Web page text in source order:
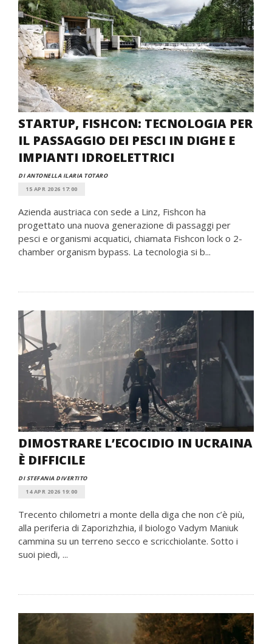
STARTUP, FISHCON: TECNOLOGIA PER
IL PASSAGGIO DEI PESCI IN DIGHE E
IMPIANTI IDROELETTRICI
DI ANTONELLA ILARIA TOTARO
15 APR 2026 17:00
Azienda austriaca con sede a Linz, Fishcon ha
progettato una nuova generazione di passaggi per
pesci e organismi acquatici, chiamata Fishcon lock o 2-
chamber organism bypass. La tecnologia si b...
DIMOSTRARE L’ECOCIDIO IN UCRAINA
È DIFFICILE
DI STEFANIA DIVERTITO
14 APR 2026 19:00
Trecento chilometri a monte della diga che non c’è più,
alla periferia di Zaporizhzhia, il biologo Vadym Maniuk
cammina su un terreno secco e scricchiolante. Sotto i
suoi piedi, ...